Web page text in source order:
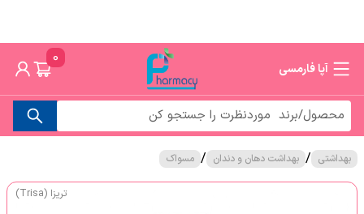
آپا فارمسی
0
بهداشتی / بهداشت دهان و دندان / مسواک
تریزا (Trisa)